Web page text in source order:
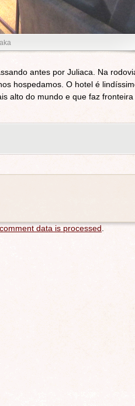
antes por Juliaca. Na
hospedamos. O hotel é
alto do mundo e que faz fronteira
data is processed.